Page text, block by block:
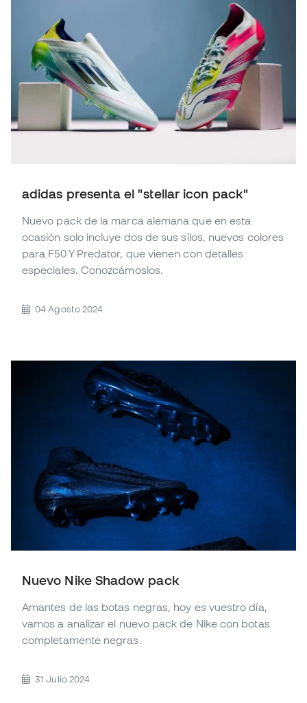
adidas presenta el "stellar icon pack"
Nuevo pack de la marca alemana que en esta
ocasión solo incluye dos de sus silos, nuevos colores
para F50 Y Predator, que vienen con detalles
especiales. Conozcámoslos.
04 Agosto 2024
Nuevo Nike Shadow pack
Amantes de las botas negras, hoy es vuestro día,
vamos a analizar el nuevo pack de Nike con botas
completamente negras.
31 Julio 2024